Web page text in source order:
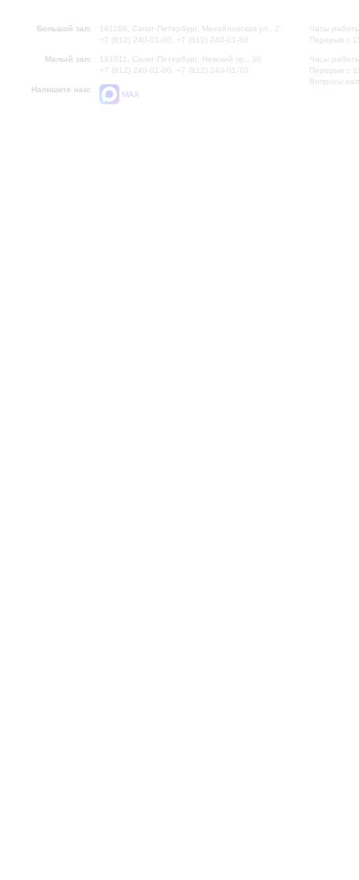
Большой зал:
191186, Санкт-Петербург, Михайловская ул., 2
+7 (812) 240-01-00, +7 (812) 240-01-80
Малый зал:
191011, Санкт-Петербург, Невский пр., 30
+7 (812) 240-01-00, +7 (812) 240-01-70
Напишите нам:
MAX
Часы
Перерыв с
Часы
Перерыв с
Вопросы